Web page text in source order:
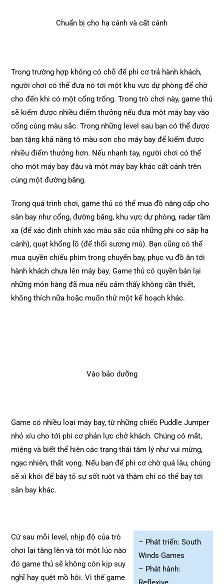
Chuẩn bị cho hạ cánh và cất cánh
Trong trường hợp không có chỗ để phi cơ trả hành khách,
người chơi có thể đưa nó tới một khu vực dự phòng để chờ
cho đến khi có một cổng trống. Trong trò chơi này, game thủ
sẽ kiếm được nhiều điểm thưởng nếu đưa một máy bay vào
cổng cùng màu sắc. Trong những level sau bạn có thể được
ban tặng khả năng tô màu sơn cho máy bay để kiếm được
nhiều điểm thưởng hơn. Nếu nhanh tay, người chơi có thể
cho một máy bay đậu và một máy bay khác cất cánh trên
cùng một đường băng.
Trong quá trình chơi, game thủ có thể mua đồ nâng cấp cho
sân bay như cổng, đường băng, khu vực dự phòng, radar tầm
xa (để xác định chính xác màu sắc của những phi cơ sắp hạ
cánh), quạt khổng lồ (để thổi sương mù). Bạn cũng có thể
mua quyền chiếu phim trong chuyến bay, phục vụ đồ ăn tới
hành khách chưa lên máy bay. Game thủ có quyền bán lại
những món hàng đã mua nếu cảm thấy không cần thiết,
không thích nữa hoặc muốn thử một kế hoạch khác.
Vào bảo dưỡng
Game có nhiều loại máy bay, từ những chiếc Puddle Jumper
nhỏ xíu cho tới phi cơ phản lực chở khách. Chúng có mắt,
miệng và biết thể hiện các trạng thái tâm lý như vui mừng,
ngạc nhiên, thất vọng. Nếu bạn để phi cơ chờ quá lâu, chúng
sẽ xì khói để bày tỏ sự sốt ruột và thậm chí có thể bay tới
sân bay khác.
– Phát triển: South
Winds Games
– Phát hành:
Cứ sau mỗi level, nhịp độ của trò
chơi lại tăng lên và tới một lúc nào
đó game thủ sẽ không còn kịp suy
nghĩ hay quệt mồ hôi. Vì thế game